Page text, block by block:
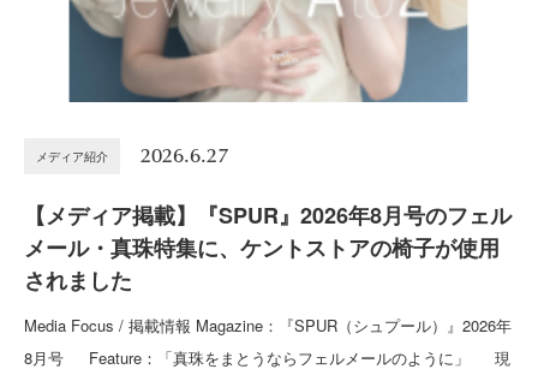
メディア紹介 2026.6.27
【メディア掲載】『SPUR』2026年8月号のフェル
メール・真珠特集に、ケントストアの椅子が使用
されました
Media Focus / 掲載情報 Magazine：『SPUR（シュプール）』2026年
8月号 Feature：「真珠をまとうならフェルメールのように」 現